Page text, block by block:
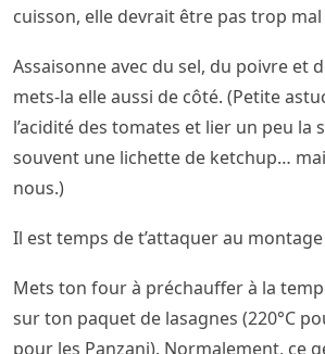
cuisson, elle devrait être pas trop
Assaisonne avec du sel, du poivre et
mets-la elle aussi de côté. (Petite
l’acidité des tomates et lier un peu la
souvent une lichette de ketchup…
nous.)
Il est temps de t’attaquer au
Mets ton four à préchauffer à la
sur ton paquet de lasagnes (220°C
pour les Panzani). Normalement, ce